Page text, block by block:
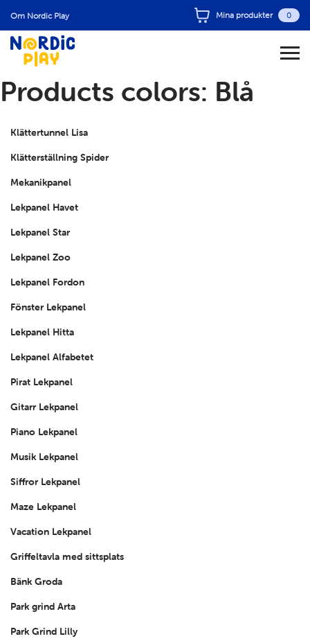
Om Nordic Play Mina produkter 0
Products colors: Blå
Klättertunnel Lisa
Klätterställning Spider
Mekanikpanel
Lekpanel Havet
Lekpanel Star
Lekpanel Zoo
Lekpanel Fordon
Fönster Lekpanel
Lekpanel Hitta
Lekpanel Alfabetet
Pirat Lekpanel
Gitarr Lekpanel
Piano Lekpanel
Musik Lekpanel
Siffror Lekpanel
Maze Lekpanel
Vacation Lekpanel
Griffeltavla med sittsplats
Bänk Groda
Park grind Arta
Park Grind Lilly